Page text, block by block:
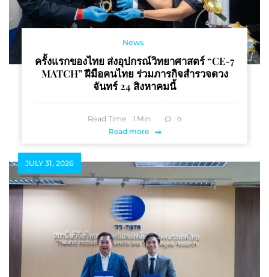
News
ครั้งแรกของไทย ส่งอุปกรณ์วิทยาศาสตร์ “CE-7
MATCH” ฝีมือคนไทย ร่วมภารกิจสำรวจดวง
จันทร์ 24 สิงหาคมนี้
Read Time: 1 Min 0
Read more
JULY 31, 2026